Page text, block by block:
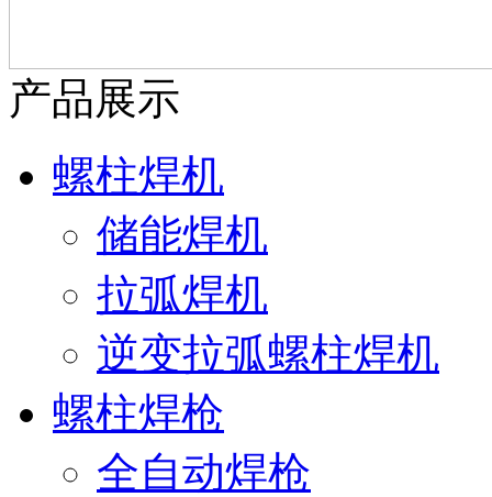
产品展示
螺柱焊机
储能焊机
拉弧焊机
逆变拉弧螺柱焊机
螺柱焊枪
全自动焊枪